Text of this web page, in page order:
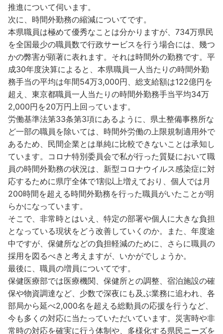
推進について伺います。
次に、時間外勤務の縮減についてです。
本県職員は極めて優秀なことは分かりますが、734万県民
を全国最少の職員数で行政サービスを行う場合には、幾つ
かの弊害が顕著に表れます。それは時間外の勤務です。平
成30年度決算によると、本県職員一人当たりの時間外勤
務手当の平均は年間54万3,000円、総支給額は122億円を
超え、東京都職員一人当たりの時間外勤務手当平均34万
2,000円を20万円上回っています。
労働基準法第33条第3項にあるように、県土整備事務所な
ど一部の職員を除いては、時間外労働の上限規制適用外で
あるため、民間企業とは単純に比較できないことは承知し
ています。コロナ特別委員会で私が行った質疑において職
員の時間外勤務の状況は、新型コロナウイルス感染症に対
応するために県庁全体で1割以上増えており、個人では月
200時間を超える時間外勤務を行った職員がいたことが明
らかになっています。
そこで、非常時とはいえ、特定の部署や個人に大きな負担
となっている現状をどう改善していくのか。また、年度途
中ですが、保健所などの負担軽減のために、さらに職員の
採用を図るべきと考えますが、いかがでしょうか。
最後に、職員の増員についてです。
保健医療部では医療機関、保健所との調整、宿泊施設の確
保や物資調達など、少数で深夜にも及ぶ業務に追われ、各
部局から延べ2,000名を超える総動員の応援を行うなど、
今も多くの対応に当たっていただいています。災害時や非
常時の対応を確実に行う体制や、多様化する県民ニーズを